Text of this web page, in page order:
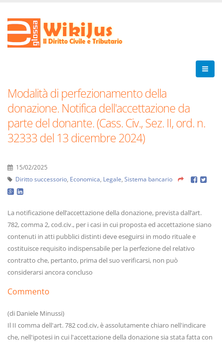
Modalità di perfezionamento della
donazione. Notifica dell'accettazione da
parte del donante. (Cass. Civ., Sez. II, ord. n.
32333 del 13 dicembre 2024)
15/02/2025
Diritto successorio Economica Legale Sistema bancario
La notificazione dell’accettazione della donazione, prevista dall’art.
782, comma 2, cod.civ., per i casi in cui proposta ed accettazione siano
contenuti in atti pubblici distinti deve eseguirsi in modo rituale e
costituisce requisito indispensabile per la perfezione del relativo
contratto che, pertanto, prima del suo verificarsi, non può
considerarsi ancora concluso
Commento
(di Daniele Minussi)
Il II comma dell'art. 782 cod.civ, è assolutamente chiaro nell'indicare
che, nell'ipotesi in cui l'accettazione della donazione sia stata fatta con